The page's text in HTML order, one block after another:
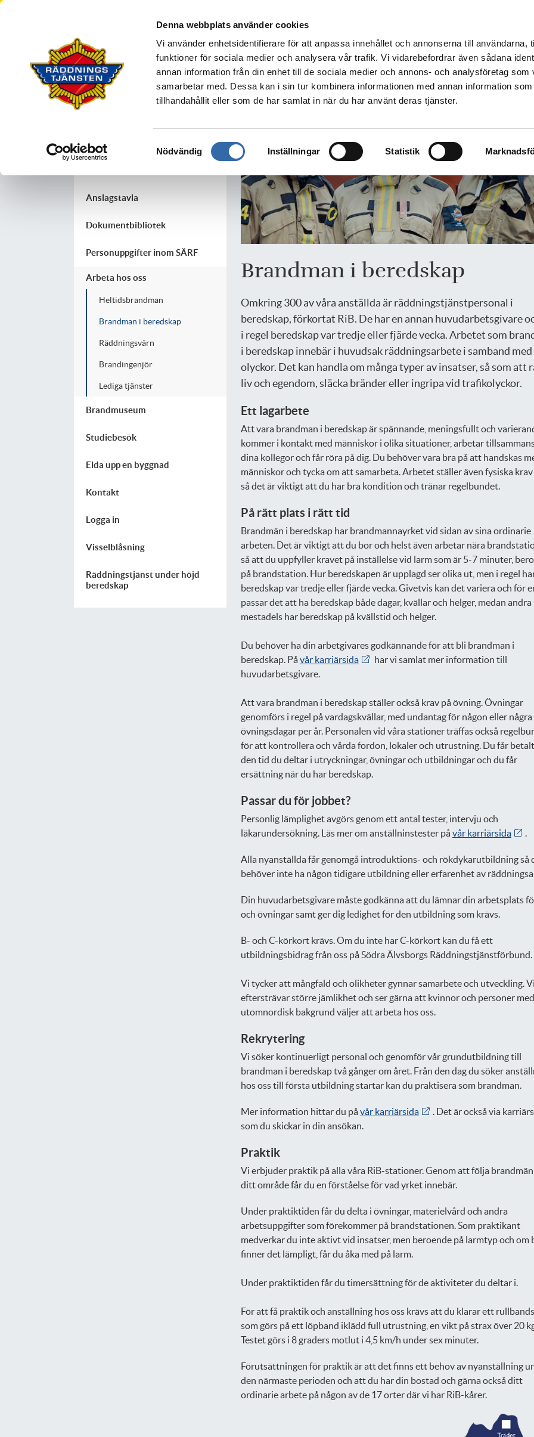
Denna webbplats använder cookies
Vi använder enhetsidentifierare för att anpassa innehållet och annonserna till användarna,
funktioner för sociala medier och analysera vår trafik. Vi vidarebefordrar även sådana
annan information från din enhet till de sociala medier och annons- och analysföretag som
samarbetar med. Dessa kan i sin tur kombinera informationen med annan information
tillhandahållit eller som de har samlat in när du har använt deras tjänster.
Samtyckesval
Nödvändig Inställningar Statistik
BORÅS
Din säkerhet Företag Skola och föreningsliv Utbildning Om oss
Organisation
Anslagstavla
Dokumentbibliotek
Personuppgifter inom SÄRF
Arbeta hos oss
Heltidsbrandman
Brandman i beredskap
Räddningsvärn
Brandingenjör
Lediga tjänster
Brandmuseum
Studiebesök
Elda upp en byggnad
Kontakt
Logga in
Visselblåsning
Räddningstjänst under höjd
beredskap
Brandman i beredskap
Omkring 300 av våra anställda är räddningstjänstpersonal i
beredskap, förkortat RiB. De har en annan huvudarbetsgivare
i regel beredskap var tredje eller fjärde vecka. Arbetet som
i beredskap innebär i huvudsak räddningsarbete i samband med
olyckor. Det kan handla om många typer av insatser, så som att
liv och egendom, släcka bränder eller ingripa vid trafikolyckor.
Ett lagarbete
Att vara brandman i beredskap är spännande, meningsfullt och
kommer i kontakt med människor i olika situationer, arbetar
dina kollegor och får röra på dig. Du behöver vara bra på att handskas
människor och tycka om att samarbeta. Arbetet ställer även fysiska krav
så det är viktigt att du har bra kondition och tränar regelbundet.
På rätt plats i rätt tid
Brandmän i beredskap har brandmannayrket vid sidan av sina ordinarie
arbeten. Det är viktigt att du bor och helst även arbetar nära
så att du uppfyller kravet på inställelse vid larm som är 5-7 minuter,
på brandstation. Hur beredskapen är upplagd ser olika ut, men i regel
beredskap var tredje eller fjärde vecka. Givetvis kan det variera och för
passar det att ha beredskap både dagar, kvällar och helger, medan andra
mestadels har beredskap på kvällstid och helger.
Du behöver ha din arbetgivares godkännande för att bli brandman i
beredskap. Påvår karriärsida
har vi samlat mer information till
huvudarbetsgivare.
Att vara brandman i beredskap ställer också krav på övning. Övningar
genomförs i regel på vardagskvällar, med undantag för någon eller några
övningsdagar per år. Personalen vid våra stationer träffas också
för att kontrollera och vårda fordon, lokaler och utrustning. Du får
den tid du deltar i utryckningar, övningar och utbildningar och du får
ersättning när du har beredskap.
Passar du för jobbet?
Personlig lämplighet avgörs genom ett antal tester, intervju och
läkarundersökning. Läs mer om anställninstester påvår karriärsida .
Alla nyanställda får genomgå introduktions- och rökdykarutbildning så
behöver inte ha någon tidigare utbildning eller erfarenhet av
Din huvudarbetsgivare måste godkänna att du lämnar din arbetsplats
och övningar samt ger dig ledighet för den utbildning som krävs.
B- och C-körkort krävs. Om du inte har C-körkort kan du få ett
utbildningsbidrag från oss på Södra Älvsborgs Räddningstjänstförbund.
Vi tycker att mångfald och olikheter gynnar samarbete och utveckling.
eftersträvar större jämlikhet och ser gärna att kvinnor och personer med
utomnordisk bakgrund väljer att arbeta hos oss.
Rekrytering
Vi söker kontinuerligt personal och genomför vår grundutbildning till
brandman i beredskap två gånger om året. Från den dag du söker
hos oss till första utbildning startar kan du praktisera som brandman.
Mer information hittar du påvår karriärsida
. Det är också via
som du skickar in din ansökan.
Praktik
Vi erbjuder praktik på alla våra RiB-stationer. Genom att följa
ditt område får du en förståelse för vad yrket innebär.
Under praktiktiden får du delta i övningar, materielvård och andra
arbetsuppgifter som förekommer på brandstationen. Som praktikant
medverkar du inte aktivt vid insatser, men beroende på larmtyp och om
finner det lämpligt, får du åka med på larm.
Under praktiktiden får du timersättning för de aktiviteter du deltar i.
För att få praktik och anställning hos oss krävs att du klarar ett
som görs på ett löpband iklädd full utrustning, en vikt på strax över 20
Testet görs i 8 graders motlut i 4,5 km/h under sex minuter.
Förutsättningen för praktik är att det finns ett behov av nyanställning
den närmaste perioden och att du har din bostad och gärna också ditt
ordinarie arbete på någon av de 17 orter där vi har RiB-kårer.